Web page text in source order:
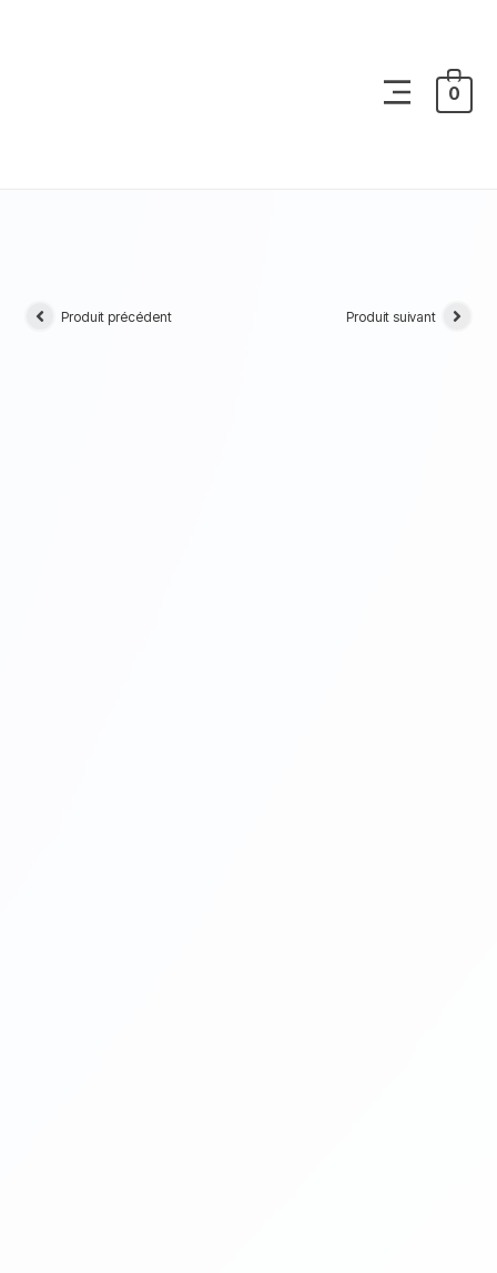
0
Produit précédent Produit suivant